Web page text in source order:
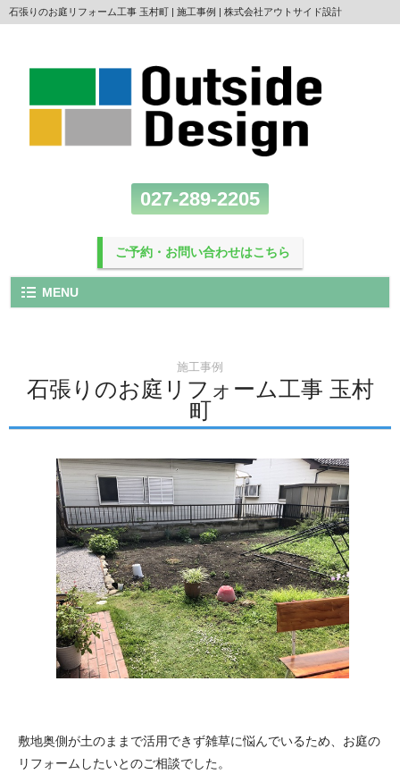
石張りのお庭リフォーム工事 玉村町 | 施工事例 | 株式会社アウトサイド設計
027-289-2205
ご予約・お問い合わせはこちら
MENU
施工事例
石張りのお庭リフォーム工事 玉村
町
敷地奥側が土のままで活用できず雑草に悩んでいるため、お庭の
リフォームしたいとのご相談でした。